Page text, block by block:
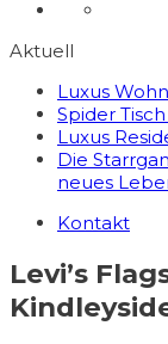
Aktuell
Luxus
Spider
Luxus
Die
neues
Kontakt
Levi’s